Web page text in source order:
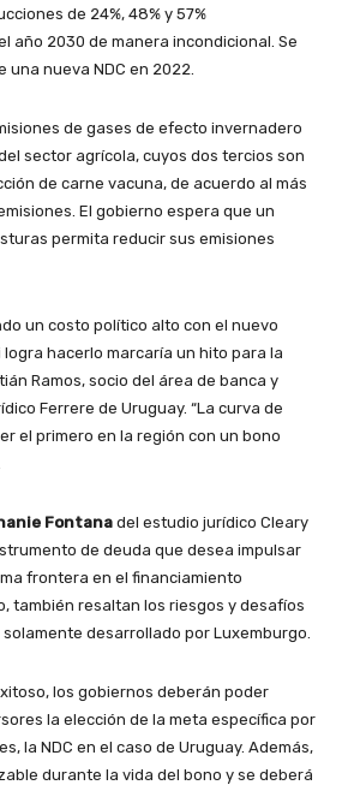
de 24%, 48% y 57%
año 2030 de manera incondicional. Se
nueva NDC en 2022.
de gases de efecto invernadero
sector agrícola, cuyos dos tercios son
de carne vacuna, de acuerdo al más
El gobierno espera que un
permita reducir sus emisiones
un costo político alto con el nuevo
hacerlo marcaría un hito para la
Ramos, socio del área de banca y
Ferrere de Uruguay. “La curva de
el primero en la región con un bono
Fontana del estudio jurídico Cleary
de deuda que desea impulsar
frontera en el financiamiento
también resaltan los riesgos y desafíos
desarrollado por Luxemburgo.
los gobiernos deberán poder
la elección de la meta específica por
la NDC en el caso de Uruguay. Además,
durante la vida del bono y se deberá